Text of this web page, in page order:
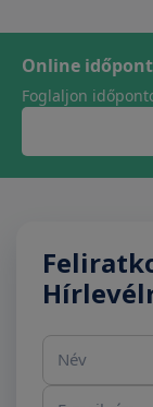
Online
Foglaljon
Név
E-mail cím